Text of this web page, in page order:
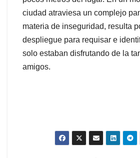
ciudad atraviesa un complejo
materia de inseguridad, resulta
despliegue para requisar e
solo estaban disfrutando de la
amigos.